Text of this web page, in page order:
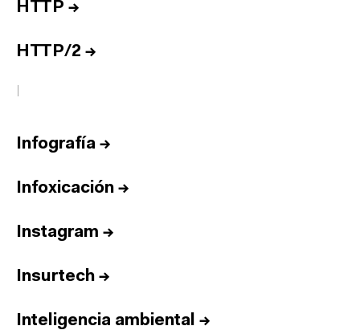
HTTP →
HTTP/2 →
I
Infografía →
Infoxicación →
Instagram →
Insurtech →
Inteligencia ambiental →